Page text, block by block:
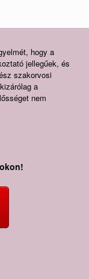
hogy a
jellegűek, és
szakorvosi
a
nem